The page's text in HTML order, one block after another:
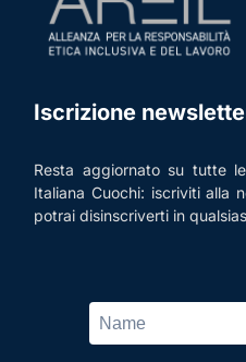
Iscrizione
Resta aggiornato su tutte
Italiana Cuochi: iscriviti alla
potrai disinscriverti in